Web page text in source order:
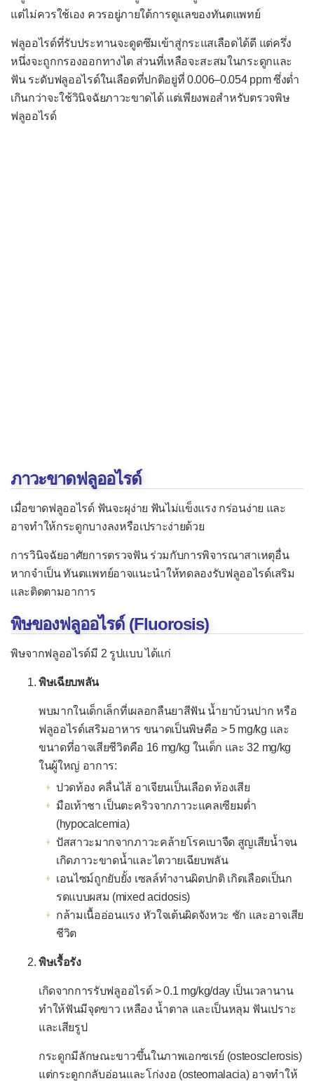
แต่ไม่ควรใช้เอง ควรอยู่ภายใต้การดูแลของทันตแพทย์
ฟลูออไรด์ที่รับประทานจะดูดซึมเข้าสู่กระแสเลือดได้ดี แต่ครึ่ง
หนึ่งจะถูกกรองออกทางไต ส่วนที่เหลือจะสะสมในกระดูกและ
ฟัน ระดับฟลูออไรด์ในเลือดที่ปกติอยู่ที่ 0.006–0.054 ppm ซึ่งต่ำ
เกินกว่าจะใช้วินิจฉัยภาวะขาดได้ แต่เพียงพอสำหรับตรวจพิษ
ฟลูออไรด์
ภาวะขาดฟลูออไรด์
เมื่อขาดฟลูออไรด์ ฟันจะผุง่าย ฟันไม่แข็งแรง กร่อนง่าย และ
อาจทำให้กระดูกบางลงหรือเปราะง่ายด้วย
การวินิจฉัยอาศัยการตรวจฟัน ร่วมกับการพิจารณาสาเหตุอื่น
หากจำเป็น ทันตแพทย์อาจแนะนำให้ทดลองรับฟลูออไรด์เสริม
และติดตามอาการ
พิษของฟลูออไรด์ (Fluorosis)
พิษจากฟลูออไรด์มี 2 รูปแบบ ได้แก่
พิษเฉียบพลัน
พบมากในเด็กเล็กที่เผลอกลืนยาสีฟัน น้ำยาบ้วนปาก หรือ
ฟลูออไรด์เสริมอาหาร ขนาดเป็นพิษคือ > 5 mg/kg และ
ขนาดที่อาจเสียชีวิตคือ 16 mg/kg ในเด็ก และ 32 mg/kg
ในผู้ใหญ่ อาการ:
ปวดท้อง คลื่นไส้ อาเจียนเป็นเลือด ท้องเสีย
มือเท้าชา เป็นตะคริวจากภาวะแคลเซียมต่ำ
(hypocalcemia)
ปัสสาวะมากจากภาวะคล้ายโรคเบาจืด สูญเสียน้ำจน
เกิดภาวะขาดน้ำและไตวายเฉียบพลัน
เอนไซม์ถูกยับยั้ง เซลล์ทำงานผิดปกติ เกิดเลือดเป็นก
รดแบบผสม (mixed acidosis)
กล้ามเนื้ออ่อนแรง หัวใจเต้นผิดจังหวะ ชัก และอาจเสีย
ชีวิต
พิษเรื้อรัง
เกิดจากการรับฟลูออไรด์ > 0.1 mg/kg/day เป็นเวลานาน
ทำให้ฟันมีจุดขาว เหลือง น้ำตาล และเป็นหลุม ฟันเปราะ
และเสียรูป
กระดูกมีลักษณะขาวขึ้นในภาพเอกซเรย์ (osteosclerosis)
แต่กระดูกกลับอ่อนและโก่งงอ (osteomalacia) อาจทำให้